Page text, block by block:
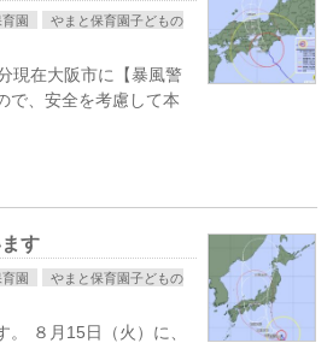
園
やまと保育園子どもの
現在大阪市に【暴風警
で、安全を考慮して本
す
園
やまと保育園子どもの
８月15日（火）に、